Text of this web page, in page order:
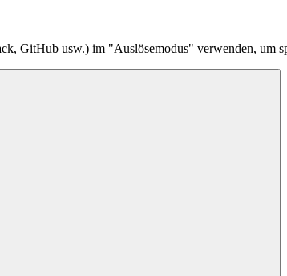
GitHub usw.) im "Auslösemodus" verwenden, um